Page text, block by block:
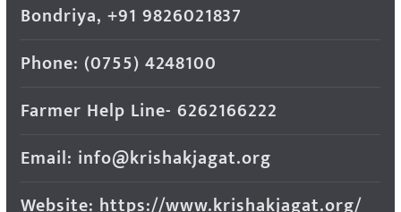
Bondriya, +91 9826021837
Phone: (0755) 4248100
Farmer Help Line- 6262166222
Email: info@krishakjagat.org
Website: https://www.krishakjagat.org/